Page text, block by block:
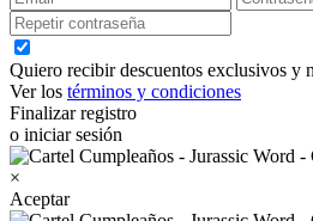
Quiero recibir descuentos exclusivos y
Ver los términos y condiciones
Finalizar registro
o iniciar sesión
×
Aceptar